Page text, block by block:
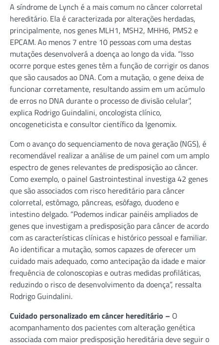
A síndrome de Lynch é a mais comum no câncer colorretal
hereditário. Ela é caracterizada por alterações herdadas,
principalmente, nos genes MLH1, MSH2, MHH6, PMS2 e
EPCAM. Ao menos 7 entre 10 pessoas com uma destas
mutações desenvolverá a doença ao longo da vida. “Isso
ocorre porque estes genes têm a função de corrigir os danos
que são causados ao DNA. Com a mutação, o gene deixa de
funcionar corretamente, resultando assim em um acúmulo
de erros no DNA durante o processo de divisão celular”,
explica Rodrigo Guindalini, oncologista clínico,
oncogeneticista e consultor científico da Igenomix.
Com o avanço do sequenciamento de nova geração (NGS), é
recomendável realizar a análise de um painel com um amplo
espectro de genes relevantes de predisposição ao câncer.
Como exemplo, o painel Gastrointestinal investiga 42 genes
que são associados com risco hereditário para câncer
colorretal, estômago, pâncreas, esôfago, duodeno e
intestino delgado. “Podemos indicar painéis ampliados de
genes que investigam a predisposição para câncer de acordo
com as características clínicas e histórico pessoal e familiar.
Ao identificar a mutação, somos capazes de oferecer um
cuidado mais adequado, como antecipação da idade e maior
frequência de colonoscopias e outras medidas profiláticas,
reduzindo o risco de desenvolvimento da doença”, ressalta
Rodrigo Guindalini.
Cuidado personalizado em câncer hereditário – O
acompanhamento dos pacientes com alteração genética
associada com maior predisposição hereditária deve seguir o